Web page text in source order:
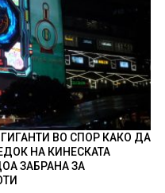
ВО СПОР КАКО ДА
НА КИНЕСКАТА
ЗАБРАНА ЗА